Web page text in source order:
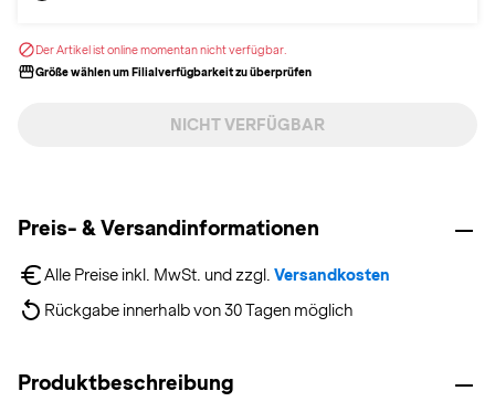
Der Artikel ist online momentan nicht verfügbar.
Größe wählen um Filialverfügbarkeit zu überprüfen
NICHT VERFÜGBAR
Preis- & Versandinformationen
Alle Preise inkl. MwSt. und zzgl. Versandkosten
Rückgabe innerhalb von 30 Tagen möglich
Produktbeschreibung